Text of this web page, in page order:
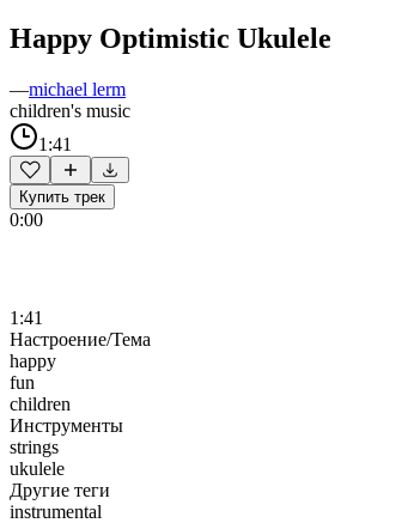
Happy Optimistic Ukulele
—michael lerm
children's music
1:41
Купить трек
0:00
1:41
Настроение/Тема
happy
fun
children
Инструменты
strings
ukulele
Другие теги
instrumental